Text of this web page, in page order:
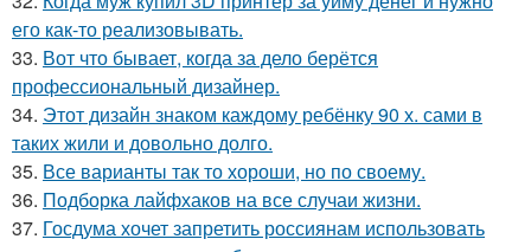
его как-то реализовывать.
33. Вот что бывает, когда за дело берётся
профессиональный дизайнер.
34. Этот дизайн знаком каждому ребёнку 90 х. сами в
таких жили и довольно долго.
35. Все варианты так то хороши, но по своему.
36. Подборка лайфхаков на все случаи жизни.
37. Госдума хочет запретить россиянам использовать